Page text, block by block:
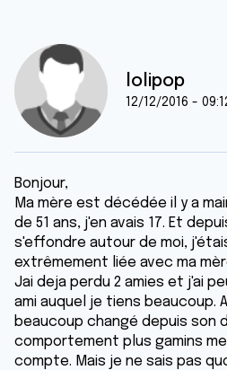
lolipop
12/12/2016 -
Bonjour,
Ma mère est décédée il y a
de 51 ans, j'en avais 17. Et
s'effondre autour de moi,
extrêmement liée avec ma
Jai deja perdu 2 amies et j'ai
ami auquel je tiens beaucoup.
beaucoup changé depuis son
comportement plus gamins
compte. Mais je ne sais pas